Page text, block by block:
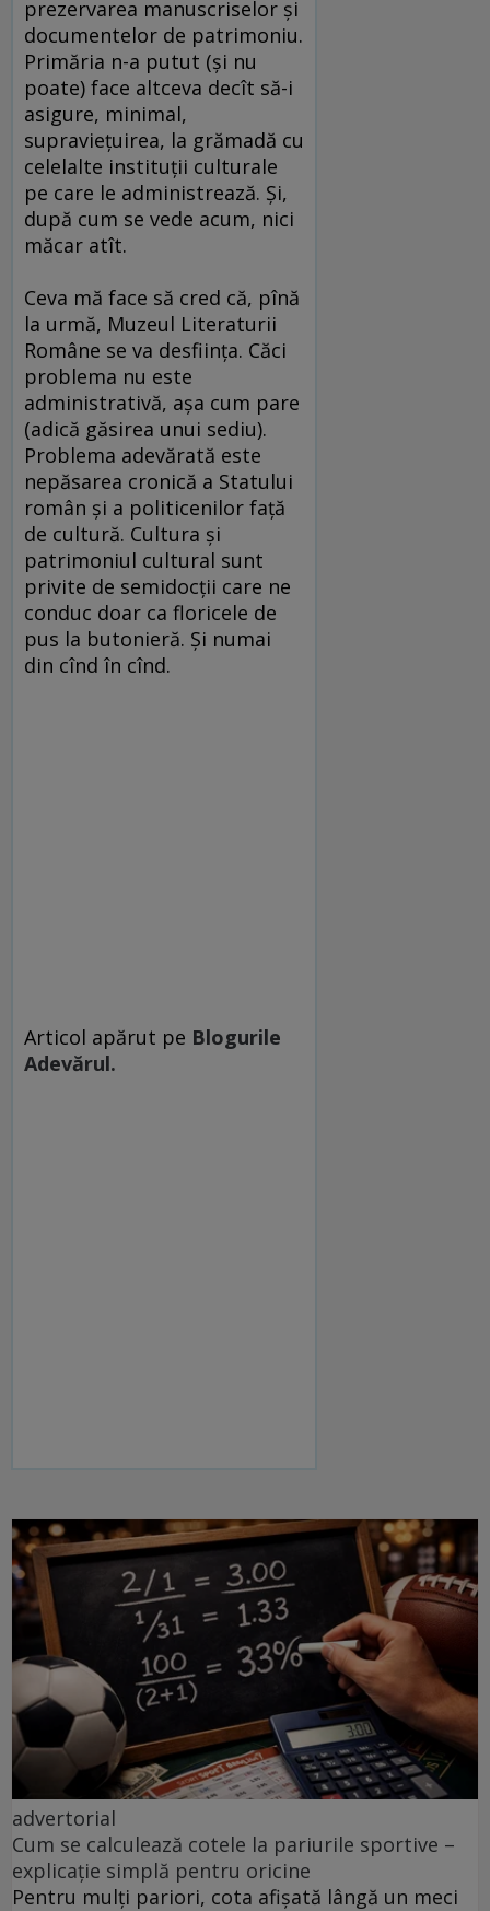
prezervarea manuscriselor şi
documentelor de patrimoniu.
Primăria n-a putut (şi nu
poate) face altceva decît să-i
asigure, minimal,
supravieţuirea, la grămadă cu
celelalte instituţii culturale
pe care le administrează. Şi,
după cum se vede acum, nici
măcar atît.
Ceva mă face să cred că, pînă
la urmă, Muzeul Literaturii
Române se va desfiinţa. Căci
problema nu este
administrativă, aşa cum pare
(adică găsirea unui sediu).
Problema adevărată este
nepăsarea cronică a Statului
român şi a politicenilor faţă
de cultură. Cultura şi
patrimoniul cultural sunt
privite de semidocţii care ne
conduc doar ca floricele de
pus la butonieră. Şi numai
din cînd în cînd.
Articol apărut pe Blogurile
Adevărul.
advertorial
Cum se calculează cotele la pariurile sportive –
explicație simplă pentru oricine
Pentru mulți pariori, cota afișată lângă un meci